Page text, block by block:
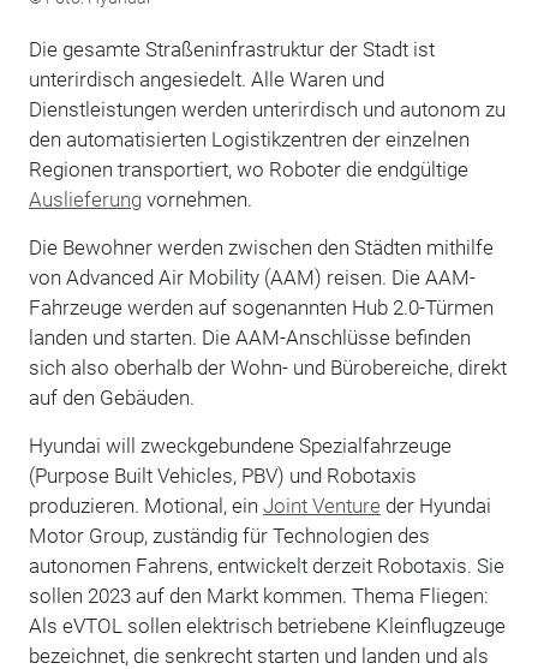
Die gesamte Straßeninfrastruktur der Stadt ist
unterirdisch angesiedelt. Alle Waren und
Dienstleistungen werden unterirdisch und autonom zu
den automatisierten Logistikzentren der einzelnen
Regionen transportiert, wo Roboter die endgültige
Auslieferungvornehmen.
Die Bewohner werden zwischen den Städten mithilfe
von Advanced Air Mobility (AAM) reisen. Die AAM-
Fahrzeuge werden auf sogenannten Hub 2.0-Türmen
landen und starten. Die AAM-Anschlüsse befinden
sich also oberhalb der Wohn- und Bürobereiche, direkt
auf den Gebäuden.
Hyundai will zweckgebundene Spezialfahrzeuge
(Purpose Built Vehicles, PBV) und Robotaxis
produzieren. Motional, ein Joint Venture der Hyundai
Motor Group, zuständig für Technologien des
autonomen Fahrens, entwickelt derzeit Robotaxis. Sie
sollen 2023 auf den Markt kommen. Thema Fliegen:
Als eVTOL sollen elektrisch betriebene Kleinflugzeuge
bezeichnet, die senkrecht starten und landen und als